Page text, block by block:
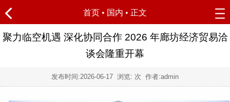
首页 • 国内 • 正文
聚力临空机遇 深化协同合作 2026 年廊坊经济贸易洽
谈会隆重开幕
发布时间:2026-06-17 浏览: 次 作者:admin